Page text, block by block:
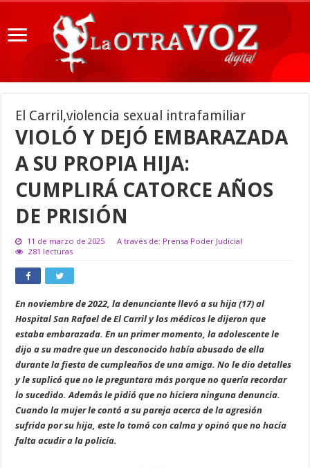
El Carril,violencia sexual intrafamiliar
VIOLÓ Y DEJÓ EMBARAZADA
A SU PROPIA HIJA:
CUMPLIRÁ CATORCE AÑOS
DE PRISIÓN
11 de marzo de 2025
A través de: Prensa Poder Judicial
281 lecturas
En noviembre de 2022, la denunciante llevó a su hija (17) al
Hospital San Rafael de El Carril y los médicos le dijeron que
estaba embarazada. En un primer momento, la adolescente le
dijo a su madre que un desconocido había abusado de ella
durante la fiesta de cumpleaños de una amiga. No le dio detalles
y le suplicó que no le preguntara más porque no quería recordar
lo sucedido. Además le pidió que no hiciera ninguna denuncia.
Cuando la mujer le contó a su pareja acerca de la agresión
sufrida por su hija, este lo tomó con calma y opinó que no hacía
falta acudir a la policía.